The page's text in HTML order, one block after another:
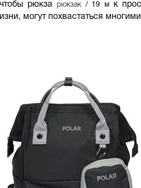
рюкза рюкзак / 19 м к
могут похвастаться